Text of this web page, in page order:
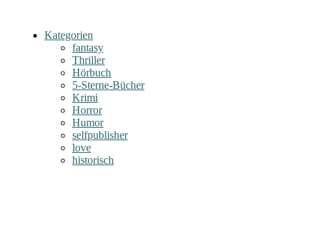
Kategorien
fantasy
Thriller
Hörbuch
5-Sterne-Bücher
Krimi
Horror
Humor
selfpublisher
love
historisch